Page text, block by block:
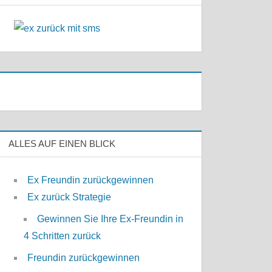
ALLES AUF EINEN BLICK
Ex Freundin zurückgewinnen
Ex zurück Strategie
Gewinnen Sie Ihre Ex-Freundin in
4 Schritten zurück
Freundin zurückgewinnen